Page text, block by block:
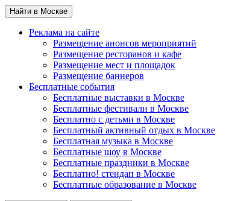
Найти в Москве
Реклама на сайте
Размещение анонсов мероприятий
Размещение ресторанов и кафе
Размещение мест и площадок
Размещение баннеров
Бесплатные события
Бесплатные выставки в Москве
Бесплатные фестивали в Москве
Бесплатно с детьми в Москве
Бесплатный активный отдых в Москве
Бесплатная музыка в Москве
Бесплатные шоу в Москве
Бесплатные праздники в Москве
Бесплатно! стендап в Москве
Бесплатные образование в Москве